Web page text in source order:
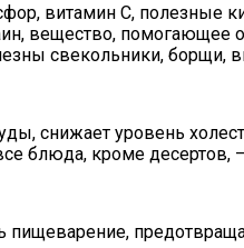
витамин С, полезные
вещество, помогающее
свекольники, борщи,
снижает уровень
блюда, кроме десертов,